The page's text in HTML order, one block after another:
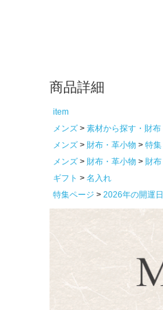
商品詳細
item
メンズ
素材から探す・財布
メンズ
財布・革小物 特集
メンズ
財布・革小物 財布
ギフト
名入れ
特集ページ
2026年の開運日